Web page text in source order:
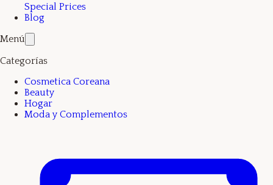
Special Prices
Blog
Menú
Categorías
Cosmetica Coreana
Beauty
Hogar
Moda y Complementos